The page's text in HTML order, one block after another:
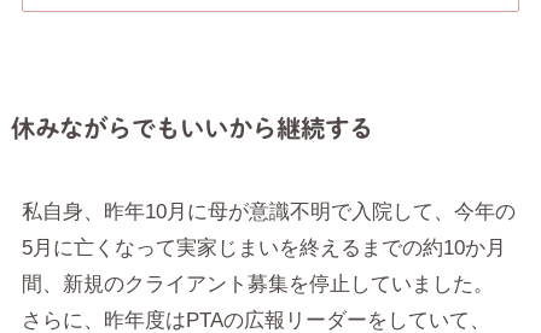
休みながらでもいいから継続する
私自身、昨年10月に母が意識不明で入院して、今年の
5月に亡くなって実家じまいを終えるまでの約10か月
間、新規のクライアント募集を停止していました。
さらに、昨年度はPTAの広報リーダーをしていて、